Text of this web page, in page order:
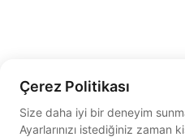
Çerez Politikası
Size daha iyi bir deneyim
Ayarlarınızı istediğiniz zaman